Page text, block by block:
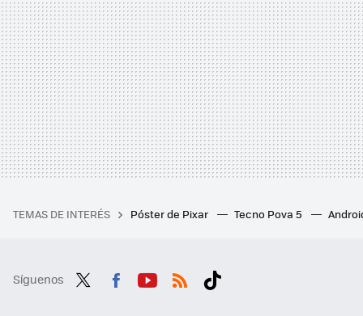
TEMAS DE INTERÉS Póster de Pixar Tecno Pova 5
Síguenos